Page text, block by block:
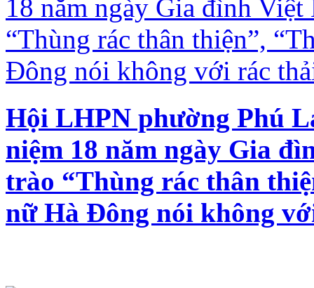
Hội LHPN phường Phú
niệm 18 năm ngày Gia
trào “Thùng rác thân
nữ Hà Đông nói không